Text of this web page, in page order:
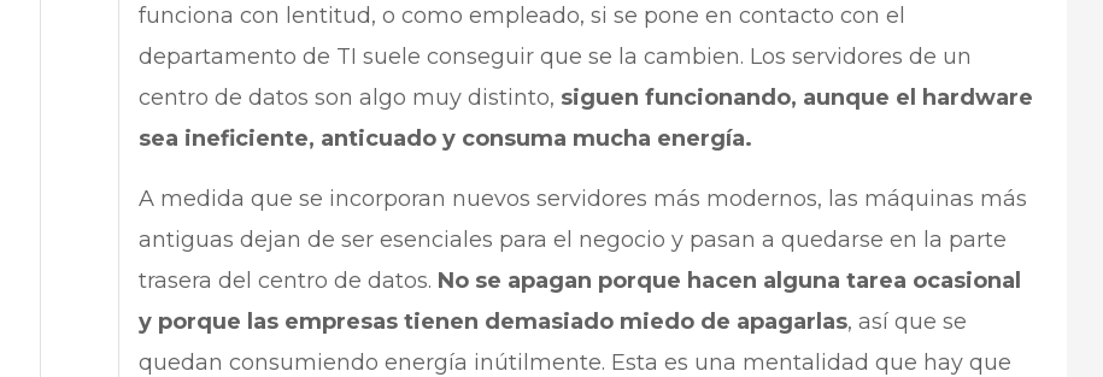
funciona con lentitud, o como empleado, si se pone en contacto con el
departamento de TI suele conseguir que se la cambien. Los servidores de un
centro de datos son algo muy distinto, siguen funcionando, aunque el hardware
sea ineficiente, anticuado y consuma mucha energía.
A medida que se incorporan nuevos servidores más modernos, las máquinas más
antiguas dejan de ser esenciales para el negocio y pasan a quedarse en la parte
trasera del centro de datos. No se apagan porque hacen alguna tarea ocasional
y porque las empresas tienen demasiado miedo de apagarlas, así que se
quedan consumiendo energía inútilmente. Esta es una mentalidad que hay que